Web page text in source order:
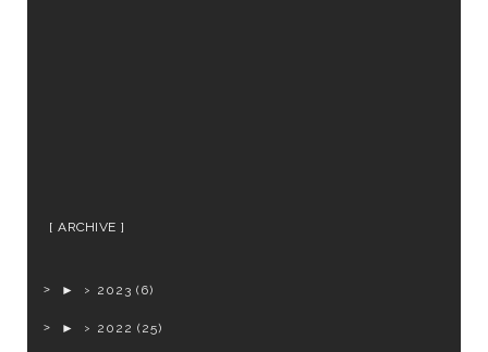
ARCHIVE
► 2023 (6)
► 2022 (25)